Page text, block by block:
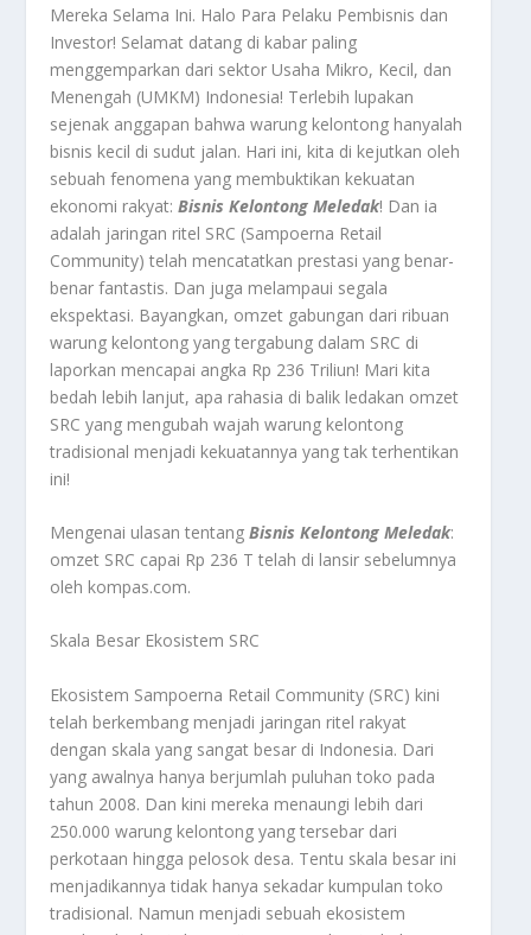
Mereka Selama Ini. Halo Para Pelaku Pembisnis dan
Investor! Selamat datang di kabar paling
menggemparkan dari sektor Usaha Mikro, Kecil, dan
Menengah (UMKM) Indonesia! Terlebih lupakan
sejenak anggapan bahwa warung kelontong hanyalah
bisnis kecil di sudut jalan. Hari ini, kita di kejutkan oleh
sebuah fenomena yang membuktikan kekuatan
ekonomi rakyat:Bisnis Kelontong Meledak! Dan ia
adalah jaringan ritel SRC (Sampoerna Retail
Community) telah mencatatkan prestasi yang benar-
benar fantastis. Dan juga melampaui segala
ekspektasi. Bayangkan, omzet gabungan dari ribuan
warung kelontong yang tergabung dalam SRC di
laporkan mencapai angka Rp 236 Triliun! Mari kita
bedah lebih lanjut, apa rahasia di balik ledakan omzet
SRC yang mengubah wajah warung kelontong
tradisional menjadi kekuatannya yang tak terhentikan
ini!
Mengenai ulasan tentangBisnis Kelontong Meledak:
omzet SRC capai Rp 236 T telah di lansir sebelumnya
oleh kompas.com.
Skala Besar Ekosistem SRC
Ekosistem Sampoerna Retail Community (SRC) kini
telah berkembang menjadi jaringan ritel rakyat
dengan skala yang sangat besar di Indonesia. Dari
yang awalnya hanya berjumlah puluhan toko pada
tahun 2008. Dan kini mereka menaungi lebih dari
250.000 warung kelontong yang tersebar dari
perkotaan hingga pelosok desa. Tentu skala besar ini
menjadikannya tidak hanya sekadar kumpulan toko
tradisional. Namun menjadi sebuah ekosistem